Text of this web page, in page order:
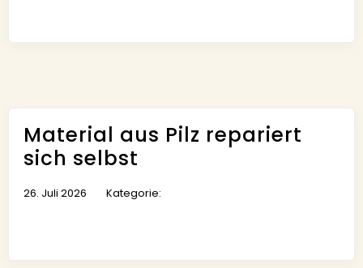
Material aus Pilz repariert
sich selbst
26. Juli 2026 Kategorie: